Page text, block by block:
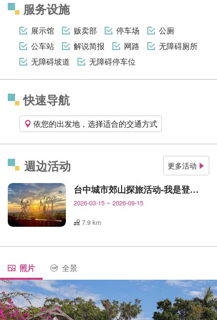
服务设施
展示馆 贩卖部 停车场
公厕
公车站
解说简报 网路
无障碍厕所
无障碍坡道
无障碍停车位
快速导航
依您的出发地，选择适合的交通方式
週边活动 更多活动
台中城市郊山探旅活动-我是登山王
2026-03-15 ~ 2026-09-15
7.9 km
照片 全景